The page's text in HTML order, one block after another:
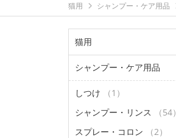
猫用 シャンプー・ケア用品
猫用
シャンプー・ケア用品
しつけ
（1）
シャンプー・リンス
（54）
スプレー・コロン
（2）